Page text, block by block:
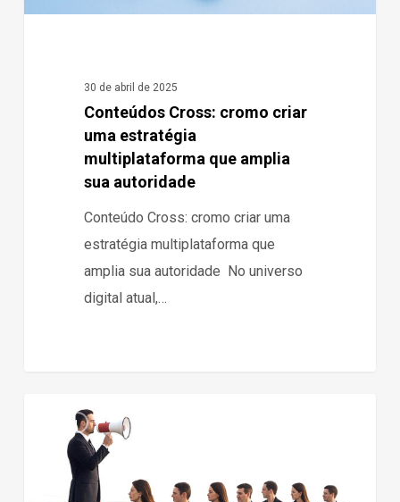
30 de abril de 2025
Conteúdos Cross: cromo criar
uma estratégia
multiplataforma que amplia
sua autoridade
Conteúdo Cross: cromo criar uma
estratégia multiplataforma que
amplia sua autoridade No universo
digital atual,…
Marketing
autoridade:
Blog